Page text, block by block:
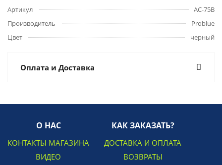
Артикул
AC-75B
Производитель
Problue
Цвет
черный
Оплата и Доставка
О НАС
КОНТАКТЫ МАГАЗИНА
ВИДЕО
КАК ЗАКАЗАТЬ?
ДОСТАВКА И ОПЛАТА
ВОЗВРАТЫ